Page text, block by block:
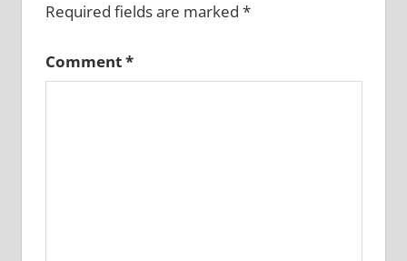
Required fields are marked *
Comment*